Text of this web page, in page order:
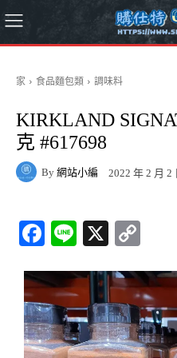
家 食品麵包類 調味料
KIRKLAND
克 #617698
By 網站小編 2022 年 2 月 2
Fa
bo
ok
Li
X
y
Li
nk